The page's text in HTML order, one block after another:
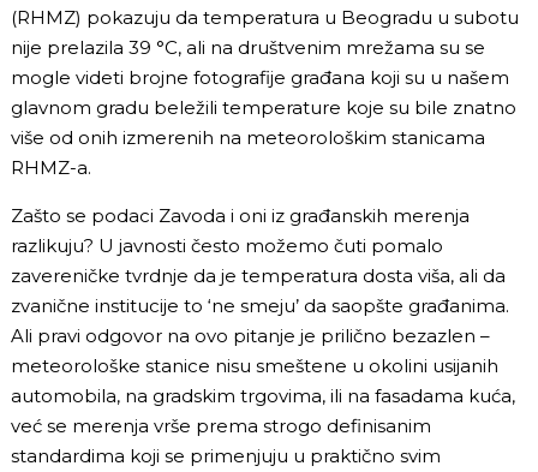
(RHMZ) pokazuju da temperatura u Beogradu u subotu
nije prelazila 39 °C, ali na društvenim mrežama su se
mogle videti brojne fotografije građana koji su u našem
glavnom gradu beležili temperature koje su bile znatno
više od onih izmerenih na meteorološkim stanicama
RHMZ-a.
Zašto se podaci Zavoda i oni iz građanskih merenja
razlikuju? U javnosti često možemo čuti pomalo
zavereničke tvrdnje da je temperatura dosta viša, ali da
zvanične institucije to ‘ne smeju’ da saopšte građanima.
Ali pravi odgovor na ovo pitanje je prilično bezazlen –
meteorološke stanice nisu smeštene u okolini usijanih
automobila, na gradskim trgovima, ili na fasadama kuća,
već se merenja vrše prema strogo definisanim
standardima koji se primenjuju u praktično svim